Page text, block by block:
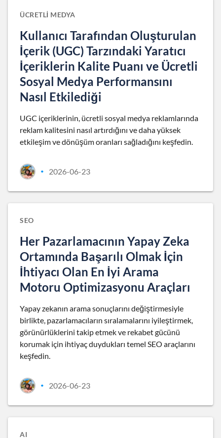
ÜCRETLI MEDYA
Kullanıcı Tarafından Oluşturulan
İçerik (UGC) Tarzındaki Yaratıcı
İçeriklerin Kalite Puanı ve Ücretli
Sosyal Medya Performansını
Nasıl Etkilediği
UGC içeriklerinin, ücretli sosyal medya reklamlarında
reklam kalitesini nasıl artırdığını ve daha yüksek
etkileşim ve dönüşüm oranları sağladığını keşfedin.
• 2026-06-23
SEO
Her Pazarlamacının Yapay Zeka
Ortamında Başarılı Olmak İçin
İhtiyacı Olan En İyi Arama
Motoru Optimizasyonu Araçları
Yapay zekanın arama sonuçlarını değiştirmesiyle
birlikte, pazarlamacıların sıralamalarını iyileştirmek,
görünürlüklerini takip etmek ve rekabet gücünü
korumak için ihtiyaç duydukları temel SEO araçlarını
keşfedin.
• 2026-06-23
AI